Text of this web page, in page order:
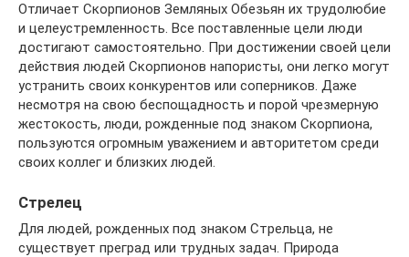
Отличает Скорпионов Земляных Обезьян их трудолюбие
и целеустремленность. Все поставленные цели люди
достигают самостоятельно. При достижении своей цели
действия людей Скорпионов напористы, они легко могут
устранить своих конкурентов или соперников. Даже
несмотря на свою беспощадность и порой чрезмерную
жестокость, люди, рожденные под знаком Скорпиона,
пользуются огромным уважением и авторитетом среди
своих коллег и близких людей.
Стрелец
Для людей, рожденных под знаком Стрельца, не
существует преград или трудных задач. Природа